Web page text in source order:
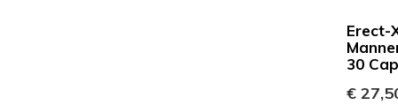
Erect-
30
€